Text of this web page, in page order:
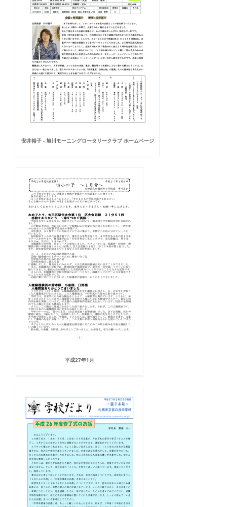
安井裕子 - 旭川モーニングロータリークラブ ホームページ
平成27年1月